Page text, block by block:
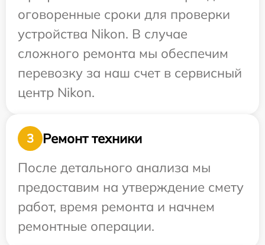
оговоренные сроки для проверки
устройства Nikon. В случае
сложного ремонта мы обеспечим
перевозку за наш счет в сервисный
центр Nikon.
3
Ремонт техники
После детального анализа мы
предоставим на утверждение смету
работ, время ремонта и начнем
ремонтные операции.